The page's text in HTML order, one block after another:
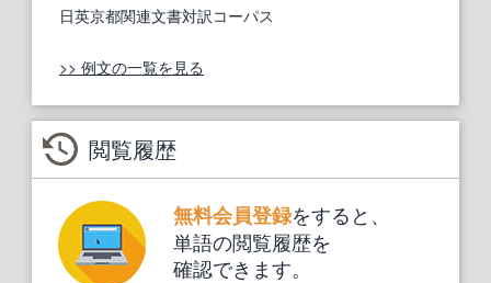
日英京都関連文書対訳コーパス
>> 例文の一覧を見る
閲覧履歴
無料会員登録をすると、
単語の閲覧履歴を
確認できます。